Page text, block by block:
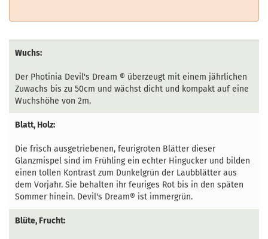
Wuchs:
Der Photinia Devil's Dream ® überzeugt mit einem jährlichen
Zuwachs bis zu 50cm und wächst dicht und kompakt auf eine
Wuchshöhe von 2m.
Blatt, Holz:
Die frisch ausgetriebenen, feurigroten Blätter dieser
Glanzmispel sind im Frühling ein echter Hingucker und bilden
einen tollen Kontrast zum Dunkelgrün der Laubblätter aus
dem Vorjahr. Sie behalten ihr feuriges Rot bis in den späten
Sommer hinein. Devil's Dream® ist immergrün.
Blüte, Frucht: